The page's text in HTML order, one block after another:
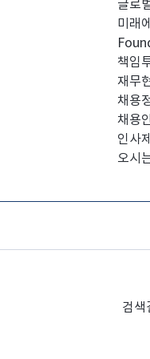
글로
미래
책임
재무
채용
채용
인사
오시
검색